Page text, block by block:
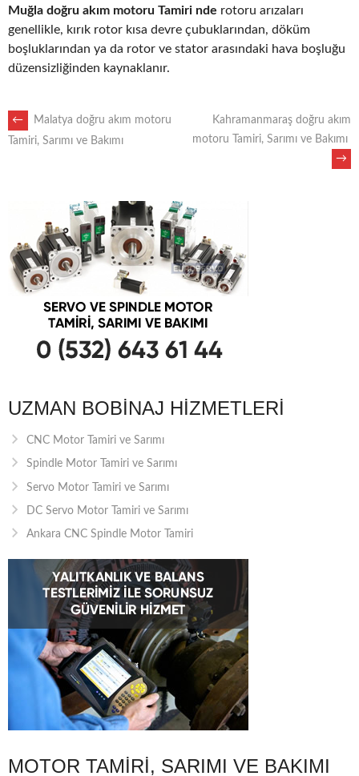
Muğla doğru akım motoru Tamiri nde rotoru arızaları
genellikle, kırık rotor kısa devre çubuklarından, döküm
boşluklarından ya da rotor ve stator arasındaki hava boşluğu
düzensizliğinden kaynaklanır.
POST
←
Malatya doğru akım motoru
Tamiri, Sarımı ve Bakımı
Kahramanmaraş doğru akım
motoru Tamiri, Sarımı ve Bakımı
→
UZMAN BOBINAJ HIZMETLERI
CNC Motor Tamiri ve Sarımı
Spindle Motor Tamiri ve Sarımı
Servo Motor Tamiri ve Sarımı
DC Servo Motor Tamiri ve Sarımı
Ankara CNC Spindle Motor Tamiri
MOTOR TAMIRI, SARIMI VE BAKIMI